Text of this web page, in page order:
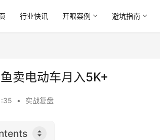
行业快讯 开眼案例 避坑指南
卖电动车月入5K+
• 实战复盘